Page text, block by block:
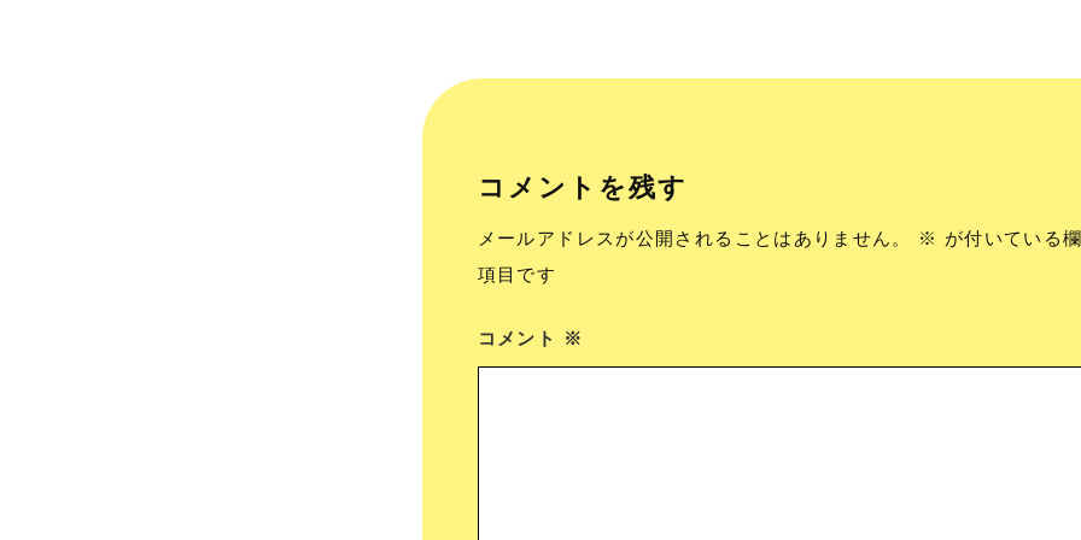
コメントを残す
メールアドレスが公開されることはありません。 ※ が付いている
項目です
コメント ※